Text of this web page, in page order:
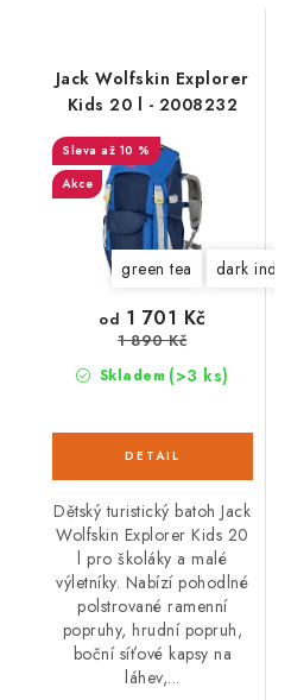
Jack Wolfskin Explorer
Kids 20 l - 2008232
až 10 %
Akce
green tea dark indigo
Skladem (>3 ks)
od 1 701 Kč
1 890 Kč
Dětský turistický batoh Jack
Wolfskin Explorer Kids 20
l pro školáky a malé
výletníky. Nabízí pohodlné
polstrované ramenní
popruhy, hrudní popruh,
boční síťové kapsy na
láhev,...